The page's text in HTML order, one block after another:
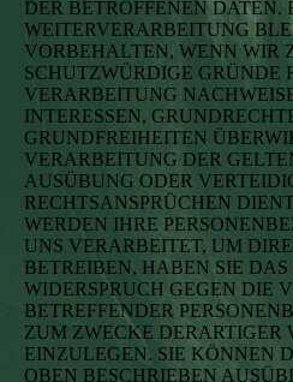
DER BETROFFENEN DATEN.
WEITERVERARBEITUNG
VORBEHALTEN, WENN WIR
SCHUTZWÜRDIGE GRÜNDE
VERARBEITUNG
INTERESSEN,
GRUNDFREIHEITEN
VERARBEITUNG DER
AUSÜBUNG ODER
RECHTSANSPRÜCHEN
WERDEN IHRE
UNS VERARBEITET, UM
BETREIBEN, HABEN SIE DAS
WIDERSPRUCH GEGEN DIE
BETREFFENDER
ZUM ZWECKE DERARTIGER
EINZULEGEN. SIE KÖNNEN
OBEN BESCHRIEBEN